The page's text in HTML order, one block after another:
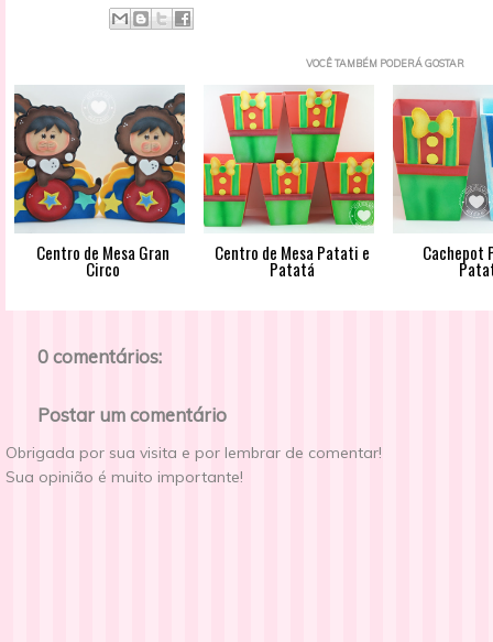
VOCÊ TAMBÉM PODERÁ GOSTAR
Centro de Mesa Gran
Circo
Centro de Mesa Patati e
Patatá
Cachepot
0 comentários:
Postar um comentário
Obrigada por sua visita e por lembrar de comentar!
Sua opinião é muito importante!